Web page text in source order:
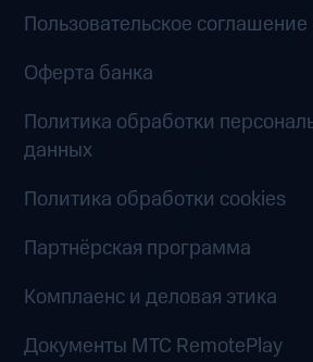
Пользовательское соглашение
Оферта банка
Политика обработки
данных
Политика обработки cookies
Партнёрская программа
Комплаенс и деловая этика
Документы MTC RemotePlay